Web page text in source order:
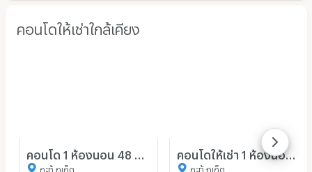
คอนโดให้เช่าใกล้เคียง
กะทู้ ภูเก็ต
คอนโดให้เช่า 1 ห้องนอน ในโครงการ เดอะ ยูนิตี้ ป่าตอง 6490582
กะทู้ ภูเก็ต